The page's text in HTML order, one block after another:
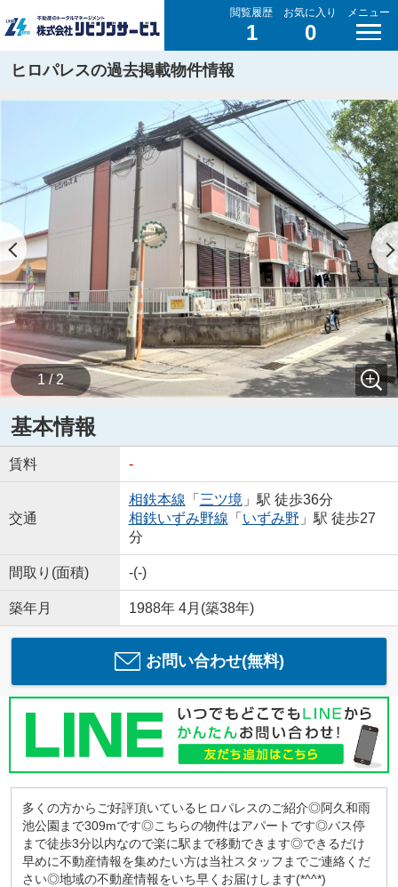
閲覧履歴
1
お気に入り
0
メニュー
ヒロパレスの過去掲載物件情報
1 / 2
基本情報
賃料 -
交通
相鉄本線 「 三ツ境 」駅 徒歩36分
相鉄いずみ野線 「 いずみ野 」駅 徒歩27
分
間取り(面積) -(-)
築年月 1988年 4月(築38年)
お問い合わせ(無料)
多くの方からご好評頂いているヒロパレスのご紹介◎阿久和雨
池公園まで309mです◎こちらの物件はアパートです◎バス停
まで徒歩3分以内なので楽に駅まで移動できます◎できるだけ
早めに不動産情報を集めたい方は当社スタッフまでご連絡くだ
さい◎地域の不動産情報をいち早くお届けします(*^^*)